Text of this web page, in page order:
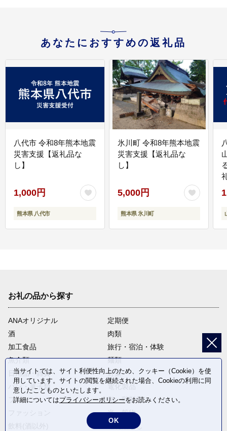
あなたにおすすめの返礼品
八代市 令和8年熊本地震
災害支援【返礼品な
し】
1,000円
熊本県 八代市
氷川町 令和8年熊本地震
災害支援【返礼品な
し】
5,000円
熊本県 氷川町
お礼の品から探す
ANAオリジナル
定期便
酒
肉類
加工食品
旅行・宿泊・体験
魚介類
麺類
日用品・雑貨
野菜
パン・菓子類
電化製品
フルーツ
卵・乳製品
米・穀物
返礼品なし
当サイトでは、サイト利便性向上のため、クッキー（Cookie）を使
用しています。サイトの閲覧を継続された場合、Cookieの利用に同
意したことものといたします。
詳細についてはプライバシーポリシーをお読みください。
OK